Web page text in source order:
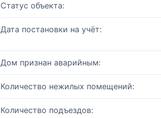
Статус объекта:
Дата постановки на учёт:
Дом признан аварийным:
Количество нежилых помещений:
Количество подъездов: